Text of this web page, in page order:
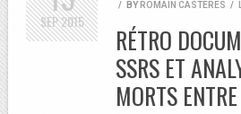
/
BY ROMAIN CASTERES /
RÉTRO
SSRS ET
MORTS
SEP2015